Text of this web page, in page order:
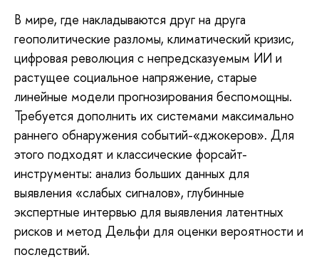
В мире, где накладываются друг на друга
геополитические разломы, климатический кризис,
цифровая революция с непредсказуемым ИИ и
растущее социальное напряжение, старые
линейные модели прогнозирования беспомощны.
Требуется дополнить их системами максимально
раннего обнаружения событий-«джокеров». Для
этого подходят и классические форсайт-
инструменты: анализ больших данных для
выявления «слабых сигналов», глубинные
экспертные интервью для выявления латентных
рисков и метод Дельфи для оценки вероятности и
последствий.